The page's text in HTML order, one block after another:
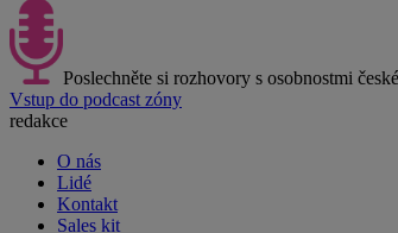
Poslechněte si rozhovory s osobnostmi
Vstup do podcast zóny
redakce
O nás
Lidé
Kontakt
Sales kit